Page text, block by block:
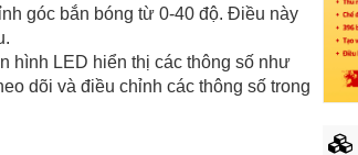
góc bắn bóng từ 0-40 độ. Điều này
hình LED hiển thị các thông số như
dõi và điều chỉnh các thông số trong